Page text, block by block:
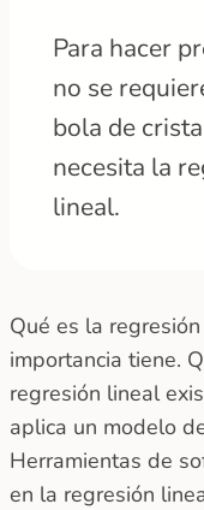
Para hacer
no se
bola de
necesita la
lineal.
Qué es la
importancia tiene.
regresión lineal
aplica un modelo
Herramientas de
en la regresión